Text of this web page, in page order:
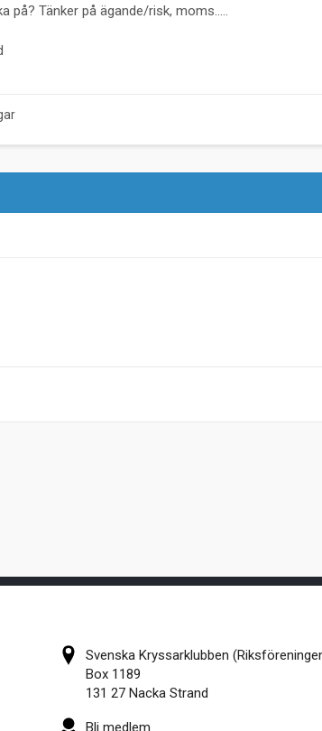
på? Tänker på ägande/risk, moms.....
Svenska Kryssarklubben
Box 1189
131 27 Nacka Strand
Bli medlem